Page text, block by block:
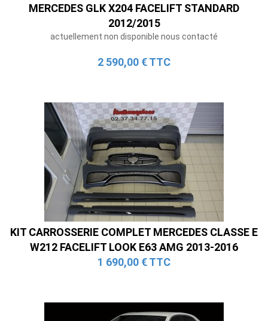
MERCEDES GLK X204 FACELIFT STANDARD
2012/2015
actuellement non disponible nous contacté
2 590,00 € TTC
KIT CARROSSERIE COMPLET MERCEDES CLASSE E
W212 FACELIFT LOOK E63 AMG 2013-2016
1 690,00 € TTC